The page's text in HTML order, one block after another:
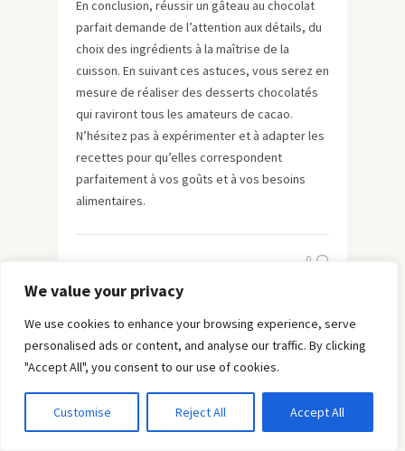
We value your privacy
We use cookies to enhance your browsing experience, serve
personalised ads or content, and analyse our traffic. By clicking
"Accept All", you consent to our use of cookies.
Customise Reject All Accept All
En conclusion, réussir un gâteau au chocolat
parfait demande de l’attention aux détails, du
choix des ingrédients à la maîtrise de la
cuisson. En suivant ces astuces, vous serez en
mesure de réaliser des desserts chocolatés
qui raviront tous les amateurs de cacao.
N’hésitez pas à expérimenter et à adapter les
recettes pour qu’elles correspondent
parfaitement à vos goûts et à vos besoins
alimentaires.
0
Les secrets des desserts au
mascarpone
Le mascarpone est un ingrédient magique en